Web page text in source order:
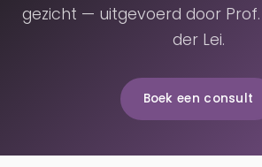
gezicht — uitgevoerd door
der Lei.
Boek een consult